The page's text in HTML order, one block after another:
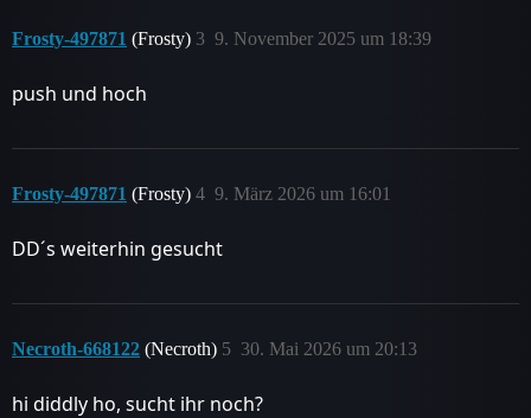
Frosty-497871 (Frosty) 9. November 2025 um 18:39
3
push und hoch
Frosty-497871 (Frosty) 9. März 2026 um 16:01
4
DD´s weiterhin gesucht
Necroth-668122 (Necroth) 30. Mai 2026 um 20:13
5
hi diddly ho, sucht ihr noch?